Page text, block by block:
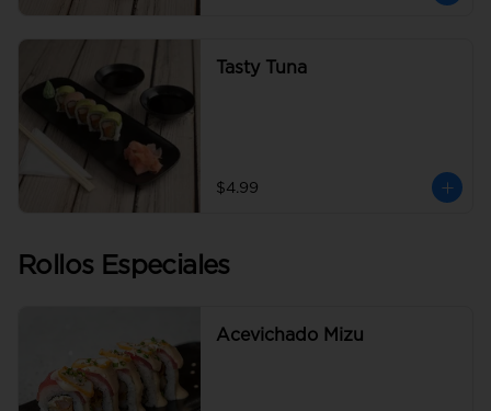
Tasty Tuna
$4.99
Rollos Especiales
Acevichado Mizu